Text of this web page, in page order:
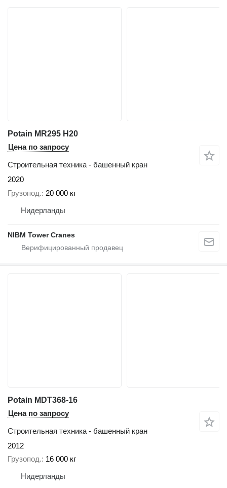
Potain MR295 H20
Цена по запросу
Строительная техника - башенный кран
2020
Грузопод. 20 000 кг
Нидерланды
NIBM Tower Cranes
Potain MDT368-16
Цена по запросу
Строительная техника - башенный кран
2012
Грузопод. 16 000 кг
Нидерланды